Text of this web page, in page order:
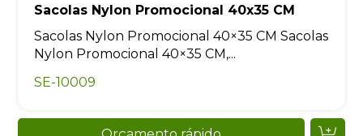
Sacolas Nylon Promocional 40x35 CM
Sacolas Nylon Promocional 40×35 CM Sacolas
Nylon Promocional 40×35 CM,...
SE-10009